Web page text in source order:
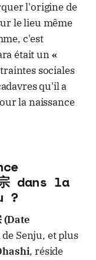
l'origine de
le lieu même
c'est
était un«
sociales
qu'il a
la naissance
dans la
?
(Date
Senju, et plus
, réside